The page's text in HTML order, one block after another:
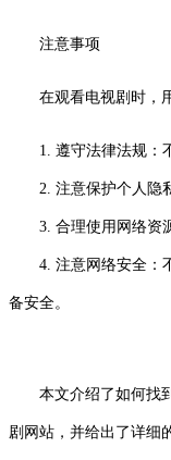
注意事项
在观看电视剧时，
1. 遵守法律法规：
2. 注意保护个人隐私
3. 合理使用网络资源
4. 注意网络安全：不
备安全。
本文介绍了如何找到
剧网站，并给出了详细